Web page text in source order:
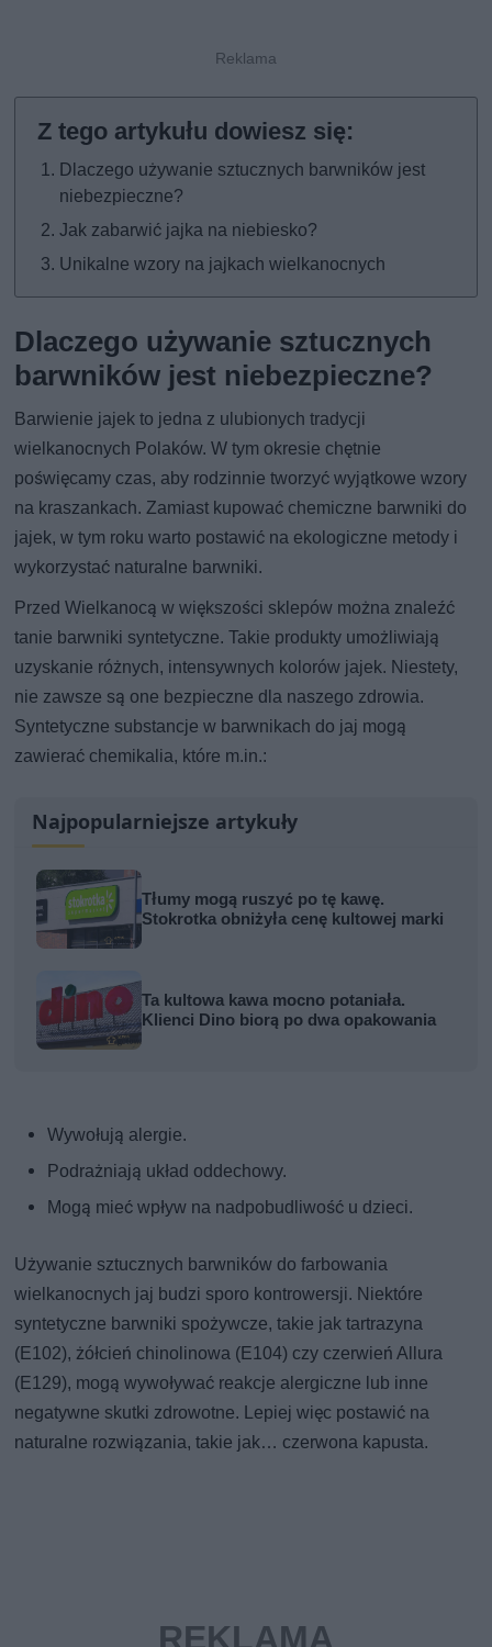
Dlaczego używanie sztucznych barwników jest
niebezpieczne?
Jak zabarwić jajka na niebiesko?
Unikalne wzory na jajkach wielkanocnych
Dlaczego używanie sztucznych
barwników jest niebezpieczne?
Barwienie jajek to jedna z ulubionych tradycji
wielkanocnych Polaków. W tym okresie chętnie
poświęcamy czas, aby rodzinnie tworzyć wyjątkowe wzory
na kraszankach. Zamiast kupować chemiczne barwniki do
jajek, w tym roku warto postawić na ekologiczne metody i
wykorzystać naturalne barwniki.
Przed Wielkanocą w większości sklepów można znaleźć
tanie barwniki syntetyczne. Takie produkty umożliwiają
uzyskanie różnych, intensywnych kolorów jajek. Niestety,
nie zawsze są one bezpieczne dla naszego zdrowia.
Syntetyczne substancje w barwnikach do jaj mogą
zawierać chemikalia, które m.in.:
Najpopularniejsze artykuły
Tłumy mogą ruszyć po tę kawę.
Stokrotka obniżyła cenę kultowej marki
Ta kultowa kawa mocno potaniała.
Klienci Dino biorą po dwa opakowania
Wywołują alergie.
Podrażniają układ oddechowy.
Mogą mieć wpływ na nadpobudliwość u dzieci.
Używanie sztucznych barwników do farbowania
wielkanocnych jaj budzi sporo kontrowersji. Niektóre
syntetyczne barwniki spożywcze, takie jak tartrazyna
(E102), żółcień chinolinowa (E104) czy czerwień Allura
(E129), mogą wywoływać reakcje alergiczne lub inne
negatywne skutki zdrowotne. Lepiej więc postawić na
naturalne rozwiązania, takie jak… czerwona kapusta.